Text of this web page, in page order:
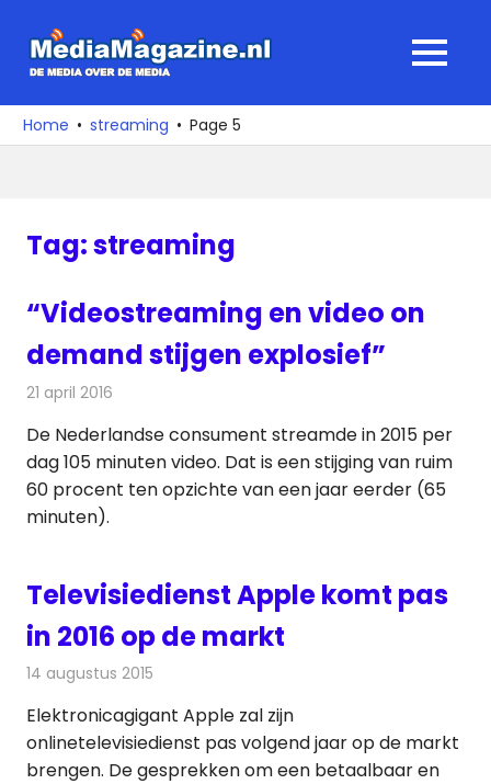
naar
media
over
MENU
Home streaming Page 5
Tag:streaming
“Videostreaming en video on
demand stijgen explosief”
21 april 2016
De Nederlandse consument streamde in 2015 per
dag 105 minuten video. Dat is een stijging van ruim
60 procent ten opzichte van een jaar eerder (65
minuten).
Televisiedienst Apple komt pas
in 2016 op de markt
14 augustus 2015
Elektronicagigant Apple zal zijn
onlinetelevisiedienst pas volgend jaar op de markt
brengen. De gesprekken om een betaalbaar en